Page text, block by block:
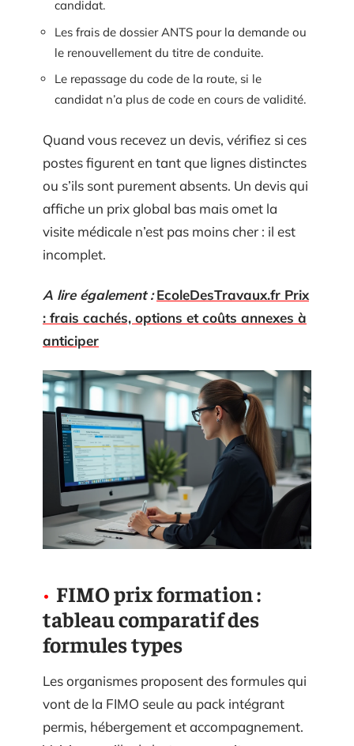
candidat.
Les frais de dossier ANTS pour la demande ou
le renouvellement du titre de conduite.
Le repassage du code de la route, si le
candidat n’a plus de code en cours de validité.
Quand vous recevez un devis, vérifiez si ces
postes figurent en tant que lignes distinctes
ou s’ils sont purement absents. Un devis qui
affiche un prix global bas mais omet la
visite médicale n’est pas moins cher : il est
incomplet.
A lire également : EcoleDesTravaux.fr Prix
: frais cachés, options et coûts annexes à
anticiper
FIMO prix formation :
tableau comparatif des
formules types
Les organismes proposent des formules qui
vont de la FIMO seule au pack intégrant
permis, hébergement et accompagnement.